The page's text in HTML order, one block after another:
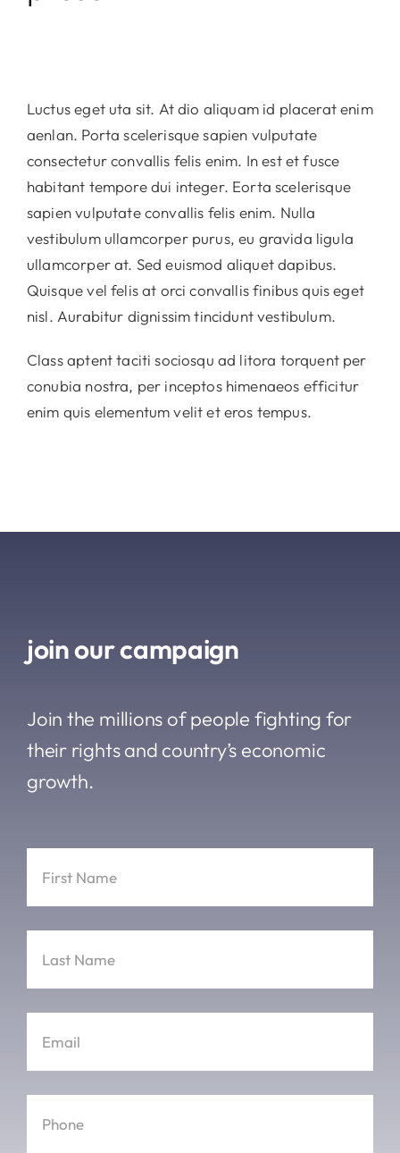
Luctus eget uta sit. At dio aliquam id placerat enim
aenlan. Porta scelerisque sapien vulputate
consectetur convallis felis enim. In est et fusce
habitant tempore dui integer. Eorta scelerisque
sapien vulputate convallis felis enim. Nulla
vestibulum ullamcorper purus, eu gravida ligula
ullamcorper at. Sed euismod aliquet dapibus.
Quisque vel felis at orci convallis finibus quis eget
nisl. Aurabitur dignissim tincidunt vestibulum.
Class aptent taciti sociosqu ad litora torquent per
conubia nostra, per inceptos himenaeos efficitur
enim quis elementum velit et eros tempus.
join our campaign
Join the millions of people fighting for
their rights and country’s economic
growth.